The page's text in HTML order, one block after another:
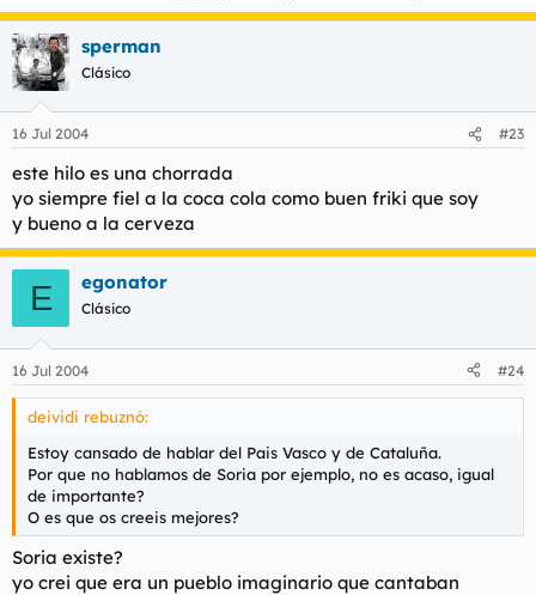
sperman
Clásico
16 Jul 2004 #23
este hilo es una chorrada
yo siempre fiel a la coca cola como buen friki que soy
y bueno a la cerveza
E egonator
Clásico
16 Jul 2004 #24
deividi rebuznó:
Estoy cansado de hablar del Pais Vasco y de Cataluña.
Por que no hablamos de Soria por ejemplo, no es acaso, igual
de importante?
O es que os creeis mejores?
Soria existe?
yo crei que era un pueblo imaginario que cantaban